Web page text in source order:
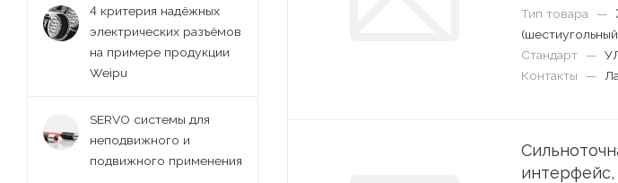
Тип товара —
Стандарт
—
Контакты
—
4 критерия надёжных
электрических разъёмов
на примере продукции
Weipu
SERVO системы для
неподвижного и
подвижного применения